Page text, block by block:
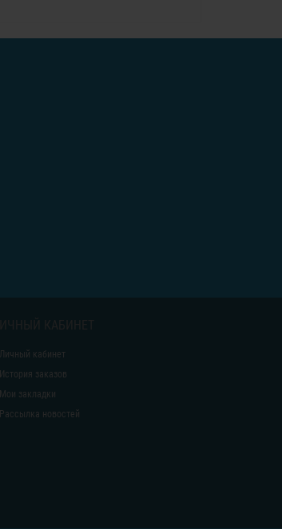
Личный кабинет
История заказов
Мои закладки
Рассылка новостей